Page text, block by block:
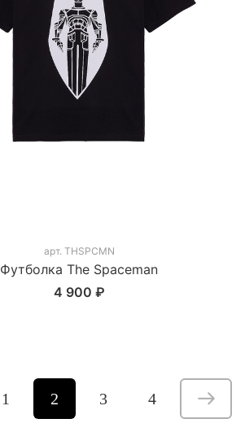
арт. THSPCMN
Футболка The Spaceman
4 900 ₽
1 2 3 4